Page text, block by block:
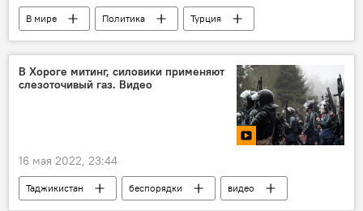
В мире Политика
Турция
Финляндия
Швеция
НАТО
Реджеп Тайип Эрдоган
В Хороге митинг, силовики применяют
слезоточивый газ. Видео
16 мая 2022, 23:44
Таджикистан беспорядки
видео